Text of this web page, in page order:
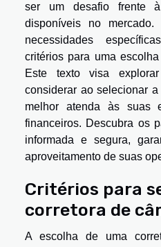
ser um desafio frente
disponíveis no
necessidades
critérios para uma
Este texto visa
considerar ao selecionar
melhor atenda às suas
financeiros. Descubra os
informada e segura,
aproveitamento de suas
Critérios para
corretora de
A escolha de uma